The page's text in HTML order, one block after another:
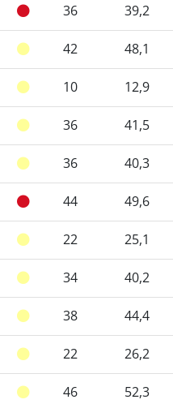
36 39,2
42 48,1
10 12,9
36 41,5
36 40,3
44 49,6
22 25,1
34 40,2
38 44,4
22 26,2
46 52,3